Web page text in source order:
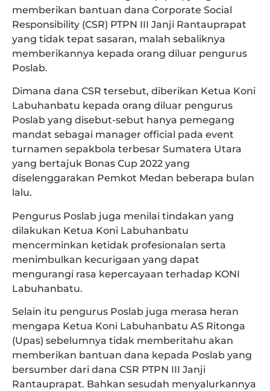
memberikan bantuan dana Corporate Social
Responsibility (CSR) PTPN III Janji Rantauprapat
yang tidak tepat sasaran, malah sebaliknya
memberikannya kepada orang diluar pengurus
Poslab.
Dimana dana CSR tersebut, diberikan Ketua Koni
Labuhanbatu kepada orang diluar pengurus
Poslab yang disebut-sebut hanya pemegang
mandat sebagai manager official pada event
turnamen sepakbola terbesar Sumatera Utara
yang bertajuk Bonas Cup 2022 yang
diselenggarakan Pemkot Medan beberapa bulan
lalu.
Pengurus Poslab juga menilai tindakan yang
dilakukan Ketua Koni Labuhanbatu
mencerminkan ketidak profesionalan serta
menimbulkan kecurigaan yang dapat
mengurangi rasa kepercayaan terhadap KONI
Labuhanbatu.
Selain itu pengurus Poslab juga merasa heran
mengapa Ketua Koni Labuhanbatu AS Ritonga
(Upas) sebelumnya tidak memberitahu akan
memberikan bantuan dana kepada Poslab yang
bersumber dari dana CSR PTPN III Janji
Rantauprapat. Bahkan sesudah menyalurkannya